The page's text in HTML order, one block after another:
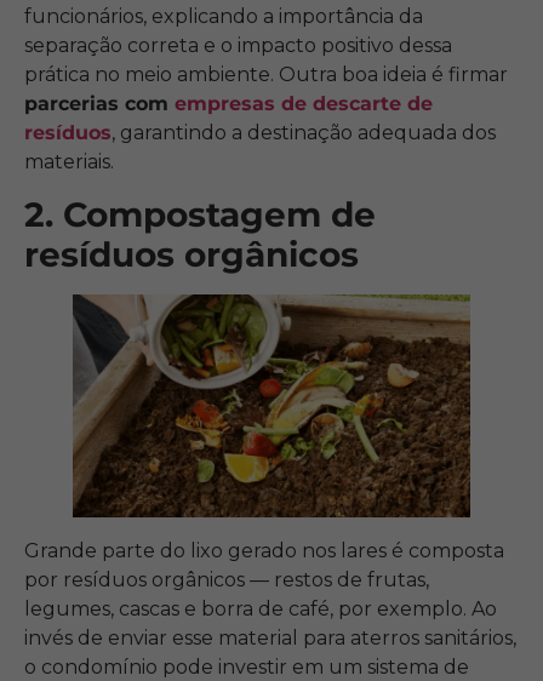
funcionários, explicando a importância da
separação correta e o impacto positivo dessa
prática no meio ambiente. Outra boa ideia é firmar
parcerias com empresas de descarte de
resíduos, garantindo a destinação adequada dos
materiais.
2. Compostagem de
resíduos orgânicos
Grande parte do lixo gerado nos lares é composta
por resíduos orgânicos — restos de frutas,
legumes, cascas e borra de café, por exemplo. Ao
invés de enviar esse material para aterros sanitários,
o condomínio pode investir em um sistema de